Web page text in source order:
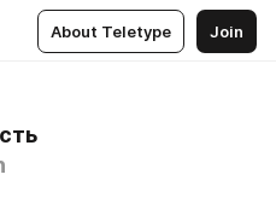
About Teletype Join